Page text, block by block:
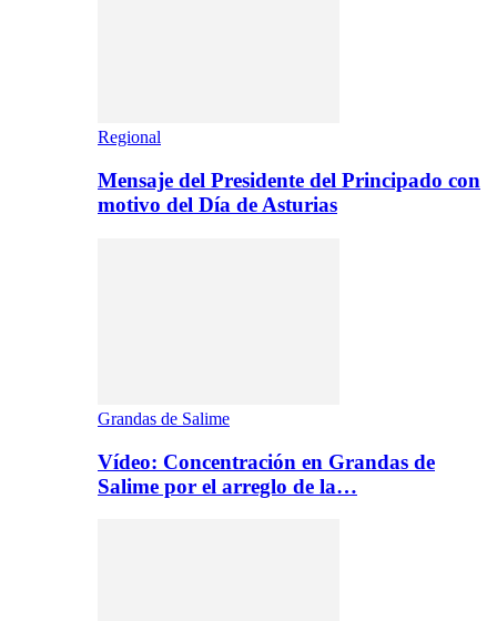
Regional
Mensaje del Presidente del Principado con
motivo del Día de Asturias
Grandas de Salime
Vídeo: Concentración en Grandas de
Salime por el arreglo de la…